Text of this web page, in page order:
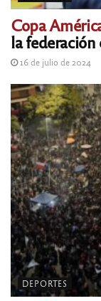
Copa
la
16 de julio de 2024
DEPORTES